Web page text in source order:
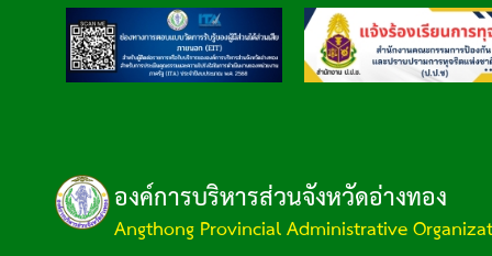
องค์การบริหารส่วนจังหวัดอ่างทอง
Angthong Provincial Administrative